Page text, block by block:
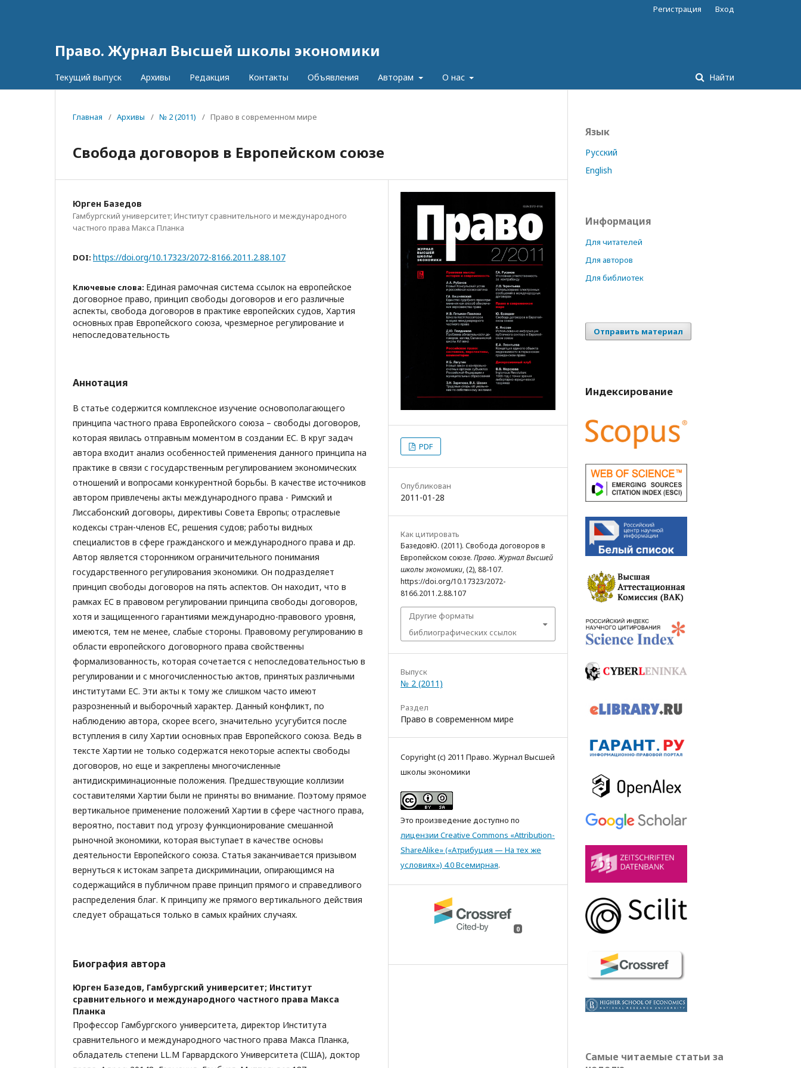
Право. Журнал Высшей школы экономики
Текущий выпуск Архивы Редакция Контакты Объявления Авторам О нас Найти
Регистрация Вход
Главная / Архивы / № 2 (2011) / Право в современном мире
Свобода договоров в Европейском союзе
Юрген Базедов
Гамбургский университет; Институт сравнительного и международного
частного права Макса Планка
DOI: https://doi.org/10.17323/2072-8166.2011.2.88.107
Ключевые слова: Единая рамочная система ссылок на европейское
договорное право, принцип свободы договоров и его различные
аспекты, свобода договоров в практике европейских судов, Хартия
основных прав Европейского союза, чрезмерное регулирование и
непоследовательность
Аннотация
В статье содержится комплексное изучение основополагающего
принципа частного права Европейского союза – свободы договоров,
которая явилась отправным моментом в создании ЕС. В круг задач
автора входит анализ особенностей применения данного принципа на
практике в связи с государственным регулированием экономических
отношений и вопросами конкурентной борьбы. В качестве источников
автором привлечены акты международного права - Римский и
Лиссабонский договоры, директивы Совета Европы; отраслевые
кодексы стран-членов ЕС, решения судов; работы видных
специалистов в сфере гражданского и международного права и др.
Автор является сторонником ограничительного понимания
государственного регулирования экономики. Он подразделяет
принцип свободы договоров на пять аспектов. Он находит, что в
рамках ЕС в правовом регулировании принципа свободы договоров,
хотя и защищенного гарантиями международно-правового уровня,
имеются, тем не менее, слабые стороны. Правовому регулированию в
области европейского договорного права свойственны
формализованность, которая сочетается с непоследовательностью в
регулировании и с многочисленностью актов, принятых различными
институтами ЕС. Эти акты к тому же слишком часто имеют
разрозненный и выборочный характер. Данный конфликт, по
наблюдению автора, скорее всего, значительно усугубится после
вступления в силу Хартии основных прав Европейского союза. Ведь в
тексте Хартии не только содержатся некоторые аспекты свободы
договоров, но еще и закреплены многочисленные
антидискриминационные положения. Предшествующие коллизии
составителями Хартии были не приняты во внимание. Поэтому прямое
вертикальное применение положений Хартии в сфере частного права,
вероятно, поставит под угрозу функционирование смешанной
рыночной экономики, которая выступает в качестве основы
деятельности Европейского союза. Статья заканчивается призывом
вернуться к истокам запрета дискриминации, опирающимся на
содержащийся в публичном праве принцип прямого и справедливого
распределения благ. К принципу же прямого вертикального действия
следует обращаться только в самых крайних случаях.
Биография автора
Юрген Базедов, Гамбургский университет; Институт
сравнительного и международного частного права Макса
Планка
Профессор Гамбургского университета, директор Института
сравнительного и международного частного права Макса Планка,
обладатель степени LL.M Гарвардского Университета (США), доктор
PDF
Опубликован
2011-01-28
Как цитировать
БазедовЮ. (2011). Свобода договоров в
Европейском союзе. Право. Журнал Высшей
школы экономики, (2), 88-107.
https://doi.org/10.17323/2072-
8166.2011.2.88.107
Другие форматы
библиографических ссылок
Выпуск
№ 2 (2011)
Раздел
Право в современном мире
Copyright (c) 2011 Право. Журнал Высшей
школы экономики
Это произведение доступно по
лицензии Creative Commons «Attribution-
ShareAlike» («Атрибуция — На тех же
условиях») 4.0 Всемирная.
0
Язык
Русский
English
Информация
Для читателей
Для авторов
Для библиотек
Отправить материал
Индексирование
Самые читаемые статьи за